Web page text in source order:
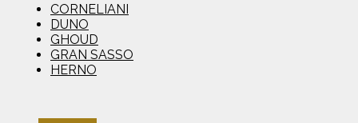
CORNELIANI
DUNO
GHOUD
GRAN SASSO
HERNO